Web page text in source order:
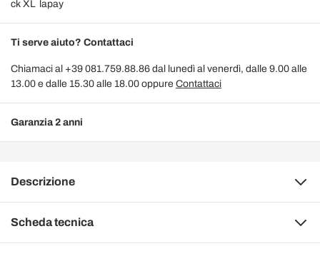
Ti serve aiuto? Contattaci
Chiamaci al +39 081.759.88.86 dal lunedì al venerdì, dalle 9.00 alle
13.00 e dalle 15.30 alle 18.00 oppure Contattaci
Garanzia 2 anni
Descrizione
Scheda tecnica